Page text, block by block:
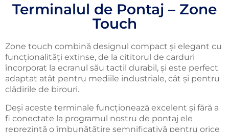
Terminalul de Pontaj – Zone
Touch
Zone touch combină designul compact și elegant cu
funcționalități extinse, de la cititorul de carduri
încorporat la ecranul său tactil durabil, și este perfect
adaptat atât pentru mediile industriale, cât și pentru
clădirile de birouri.
Deși aceste terminale funcționează excelent și fără a
fi conectate la programul nostru de pontaj ele
reprezintă o îmbunătățire semnificativă pentru orice